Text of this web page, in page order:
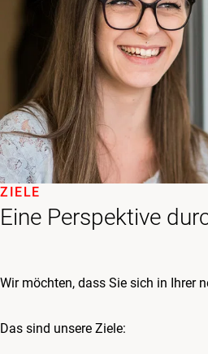
Eine Perspektive
ZIELE
Wir möchten, dass Sie sich in Ihrer
Das sind unsere Ziele: